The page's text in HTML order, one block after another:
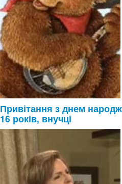
Привітання з днем
16 років, внучці